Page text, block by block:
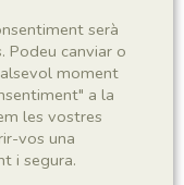
serà
Podeu canviar o
moment
a la
les vostres
vos una
i segura.